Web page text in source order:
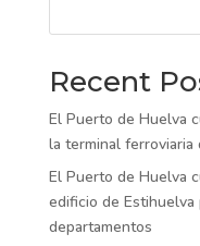
Recent
El Puerto de Huelva
la terminal
El Puerto de Huelva
edificio de Estihuelva
departamentos